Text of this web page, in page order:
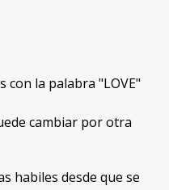
con la palabra "LOVE"
cambiar por otra
habiles desde que se